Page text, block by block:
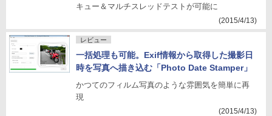
キュー＆マルチスレッドテストが可能に
(2015/4/13)
レビュー
一括処理も可能。Exif情報から取得した撮影日
時を写真へ描き込む「Photo Date Stamper」
かつてのフィルム写真のような雰囲気を簡単に再
現
(2015/4/13)